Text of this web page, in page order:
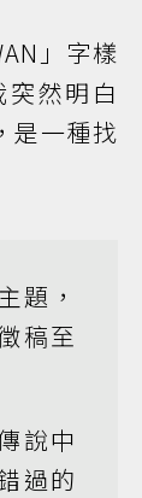
」字樣
然明白
是一種找
題，
稿至
說中
過的